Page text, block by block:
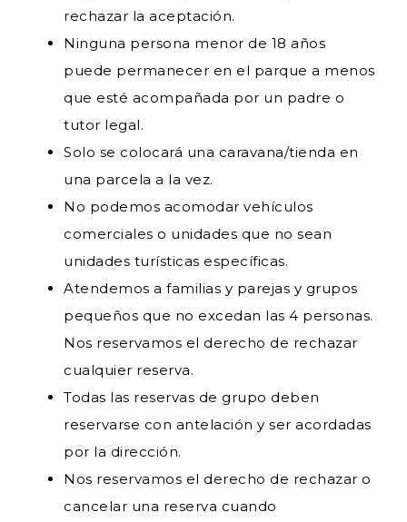
rechazar la aceptación.
Ninguna persona menor de 18 años
puede permanecer en el parque a menos
que esté acompañada por un padre o
tutor legal.
Solo se colocará una caravana/tienda en
una parcela a la vez.
No podemos acomodar vehículos
comerciales o unidades que no sean
unidades turísticas específicas.
Atendemos a familias y parejas y grupos
pequeños que no excedan las 4 personas.
Nos reservamos el derecho de rechazar
cualquier reserva.
Todas las reservas de grupo deben
reservarse con antelación y ser acordadas
por la dirección.
Nos reservamos el derecho de rechazar o
cancelar una reserva cuando